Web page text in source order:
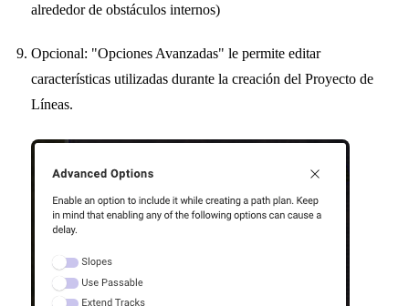
alrededor de obstáculos internos)
Opcional: "Opciones Avanzadas" le permite editar
características utilizadas durante la creación del Proyecto de
Líneas.